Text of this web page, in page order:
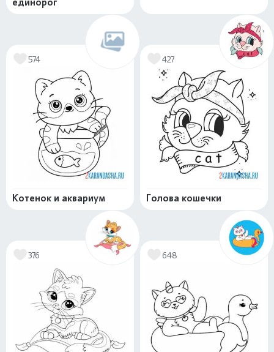
единорог
574
Котенок и аквариум
427
Голова кошечки
376 648